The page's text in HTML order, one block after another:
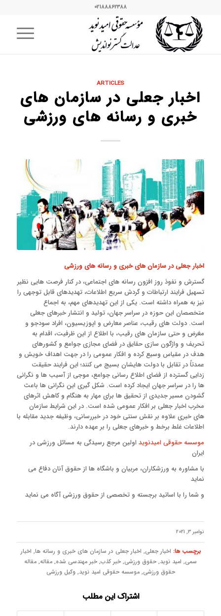
02188862388
ARTICLES
اخبار جعلی در سازمان های
خبری و رسانه های ورزشی
اخبار جعلی در سازمان های خبری و رسانه های ورزشی
گسترش و نفوذ روز افزون رسانه های اجتماعی، در کنار فرصت هایی نظیر
تسهیل فرایند ارتباطات و گردش سریع اطلاعات، تهدیدهای قابل توجهی را
نیز به همراه داشته است. یکی از این تهدیدهای مهم، به اجماع
متخصصان این حوزه در سراسر جهان، تولید و انتشار خبرهای جعلی
است. دولت های رقیب، عناصر معارض و اپوزیسیون، افراد سودجو و
مغرض و حتی سازمان های رقیب، با اطلاع از این ظرفیت، اقدام به
تحریف و واژگون سازی حقایق در فضای مجازی جوامع و کشورهای
هدف در مقیاس وسیع کرده و افکار عمومی را در جهت اهداف خویش و
عمدتاً در تقابل با دولت هایشان بسیج می کنند؛ این فرایند حقیقت
زدایی گسترده از فضای اطلاع رسانی جوامع، موجی از آسیب ها و نگرانی
ها را در سراسر جهان ایجاد کرده است. شکل گیری این نگرانی ها باعث
گشودن مسیر جدیدی از تحقیق ها برای مهار به هنگام و کاهش اثرهای
مخرب اخبار جعلی بر افکار عمومی شده است. در این شرایط سازمان
های خبری علاوه بر نقش سنتی خود در خبررسانی، وظیفه جدید مقابله با
اطلاعات غلط برخط و خبرهای جعلی را بر عهده دارند.
موسسه حقوقی امیدنویداولین مرجع رسیدگی به مسائل ورزشی در
ایران
با مشاوره به ورزشکاران، مربیان و باشگاه ها از حقوق آنان دفاع می
نماید
و شما را با اساتید برجسته و تخصصی از حقوق ورزشی آگاه می نماید
نوامبر 3, 2021
برچسب ها: اخبار جعلی, اخبار جعلی در سازمان های خبری و رسانه ها, اخبار
سمی, امید نوید, حقوق ورزشی, خبر کذب, خبر مهندسی شده, مقاله, مقاله
حقوق ورزشی,موسسه حقوقی امید نوید,وکیل ورزشی
اشتراک این مطلب